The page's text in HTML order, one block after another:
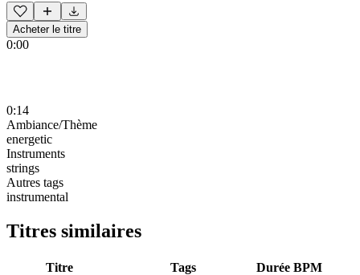
Acheter le titre
0:00
0:14
Ambiance/Thème
energetic
Instruments
strings
Autres tags
instrumental
Titres similaires
Titre Tags Durée BPM